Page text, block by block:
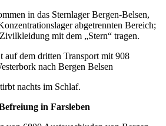
in das Sternlager Bergen-Belsen,
abgetrennten Bereich;
mit dem „Stern“ tragen.
auf dem dritten Transport mit 908
nach Bergen Belsen
nachts im Schlaf.
in Farsleben